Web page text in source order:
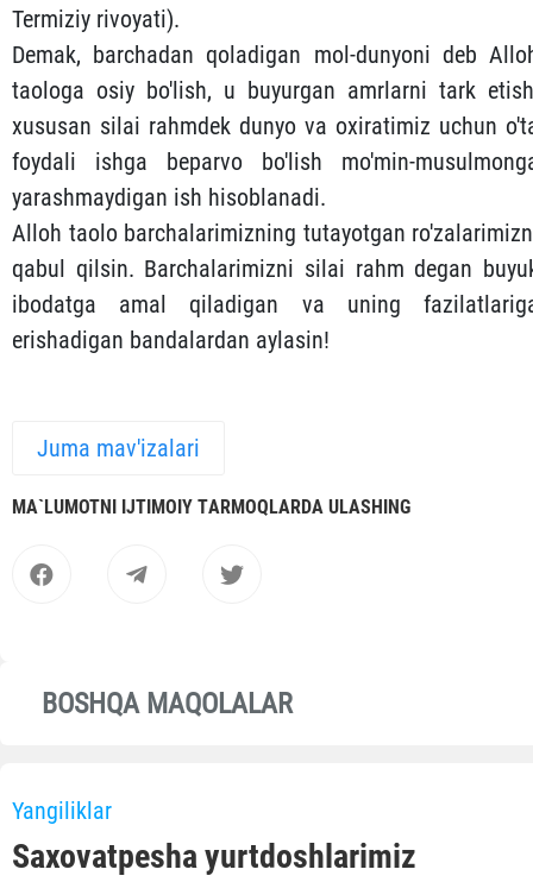
Termiziy rivoyati).
Demak, barchadan qoladigan mol-dunyoni deb
taologa osiy bo'lish, u buyurgan amrlarni tark
xususan silai rahmdek dunyo va oxiratimiz uchun
foydali ishga beparvo bo'lish mo'min-
yarashmaydigan ish hisoblanadi.
Alloh taolo barchalarimizning tutayotgan
qabul qilsin. Barchalarimizni silai rahm degan
ibodatga amal qiladigan va uning
erishadigan bandalardan aylasin!
Juma mav'izalari
MА`LUMOTNI IJTIMOIY TАRMOQLАRDА ULАSHING
BOSHQA MAQOLALAR
Yangiliklar
Saxovatpesha yurtdoshlarimiz